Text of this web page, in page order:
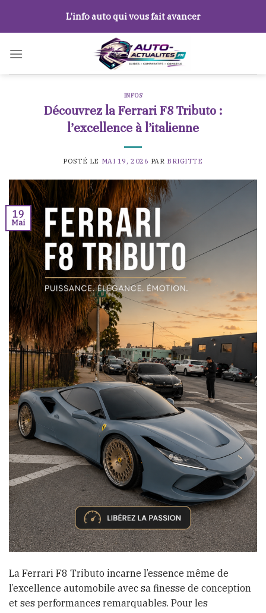
content
L’info auto qui vous fait avancer
INFOS
Découvrez la Ferrari F8 Tributo :
l’excellence à l’italienne
POSTÉ LE MAI 19, 2026 PAR BRIGITTE
19
Mai
La Ferrari F8 Tributo incarne l’essence même de
l’excellence automobile avec sa finesse de conception
et ses performances remarquables. Pour les